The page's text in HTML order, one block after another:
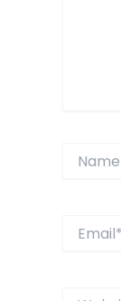
Website